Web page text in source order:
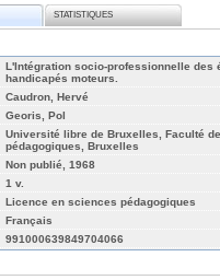
STATISTIQUES
L'Intégration socio-professionnelle des
handicapés moteurs.
Caudron, Hervé
Georis, Pol
Université libre de Bruxelles, Faculté
pédagogiques, Bruxelles
Non publié, 1968
1 v.
Licence en sciences pédagogiques
Français
991000639849704066